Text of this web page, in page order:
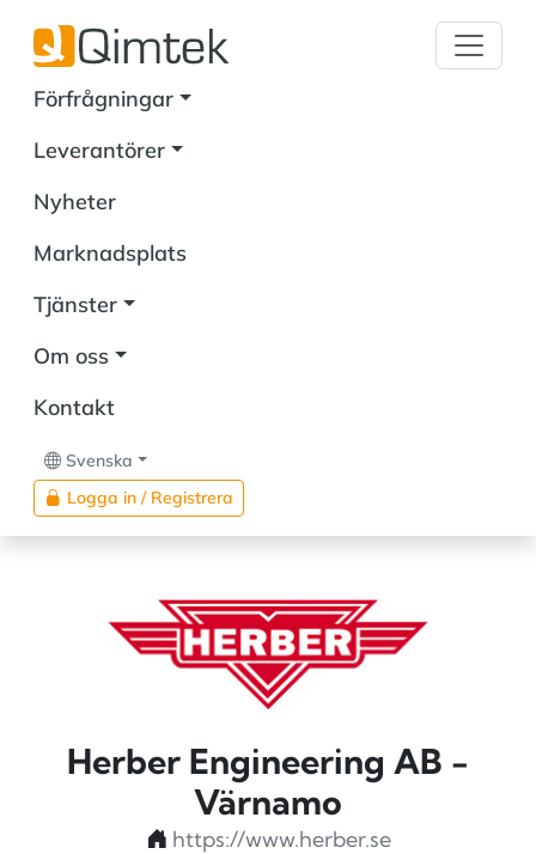
Förfrågningar
Leverantörer
Nyheter
Marknadsplats
Tjänster
Om oss
Kontakt
Svenska
Logga in / Registrera
Herber Engineering AB -
Värnamo
https://www.herber.se